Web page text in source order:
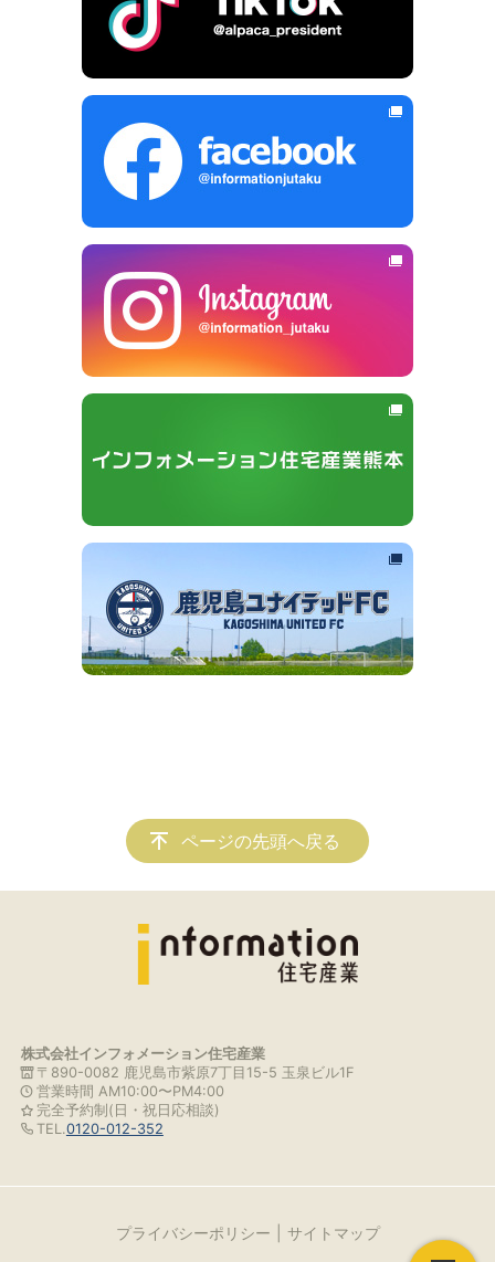
ページの先頭へ戻る
株式会社インフォメーション住宅産業
〒890-0082 鹿児島市紫原7丁目15-5 玉泉ビル1F
営業時間 AM10:00〜PM4:00
完全予約制(日・祝日応相談)
TEL.0120-012-352
プライバシーポリシー サイトマップ